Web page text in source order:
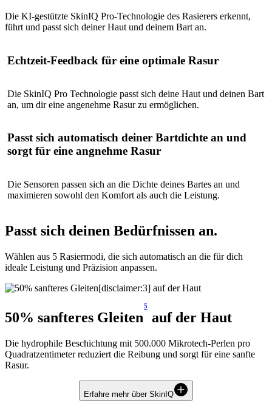
Die KI-gestützte SkinIQ Pro-Technologie des Rasierers erkennt,
führt und passt sich deiner Haut und deinem Bart an.
Echtzeit-Feedback für eine optimale Rasur
Die SkinIQ Pro Technologie passt sich deine Haut und deinen Bart
an, um dir eine angenehme Rasur zu ermöglichen.
Passt sich automatisch deiner Bartdichte an und
sorgt für eine angnehme Rasur
Die Sensoren passen sich an die Dichte deines Bartes an und
maximieren sowohl den Komfort als auch die Leistung.
Passt sich deinen Bedürfnissen an.
Wählen aus 5 Rasiermodi, die sich automatisch an die für dich
ideale Leistung und Präzision anpassen.
50% sanfteres Gleiten
5
auf der Haut
Die hydrophile Beschichtung mit 500.000 Mikrotech-Perlen pro
Quadratzentimeter reduziert die Reibung und sorgt für eine sanfte
Rasur.
Erfahre mehr über SkinIQ